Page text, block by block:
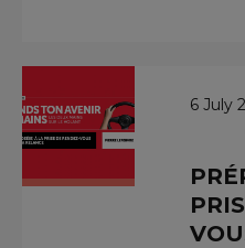
6 July